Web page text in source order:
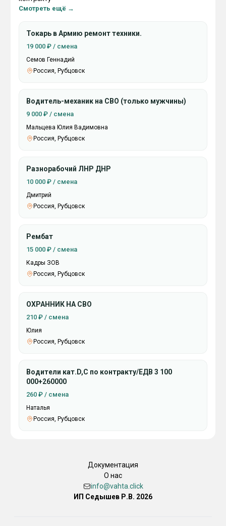
Смотреть ещё →
Токарь в Армию ремонт техники.
19 000 ₽ / смена
Семов Геннадий
Россия, Рубцовск
Водитель-механик на СВО (только мужчины)
9 000 ₽ / смена
Мальцева Юлия Вадимовна
Россия, Рубцовск
Разнорабочий ЛНР ДНР
10 000 ₽ / смена
Дмитрий
Россия, Рубцовск
Рембат
15 000 ₽ / смена
Кадры ЗОВ
Россия, Рубцовск
ОХРАННИК НА СВО
210 ₽ / смена
Юлия
Россия, Рубцовск
Водители кат.D,C по контракту/ЕДВ 3 100
000+260000
260 ₽ / смена
Наталья
Россия, Рубцовск
Документация
О нас
info@vahta.click
ИП Седышев Р.В. 2026